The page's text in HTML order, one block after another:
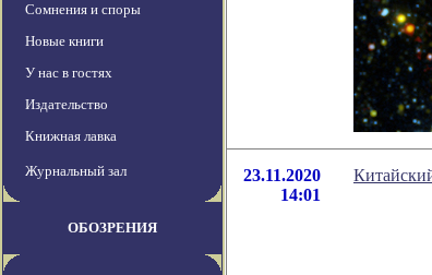
Сомнения и споры
Новые книги
У нас в гостях
Издательство
Книжная лавка
Журнальный зал
ОБОЗРЕНИЯ
23.11.2020
14:01